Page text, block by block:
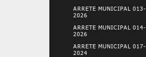
ARRETE MUNICIPAL 013-
2026
ARRETE MUNICIPAL 014-
2026
ARRETE MUNICIPAL 017-
2024